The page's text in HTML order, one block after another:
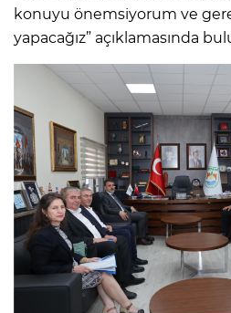
konuyu önemsiyorum ve
yapacağız” açıklamasında